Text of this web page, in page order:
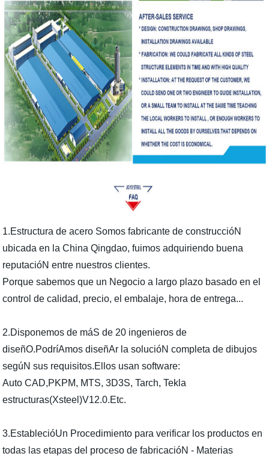
1.Estructura de acero Somos fabricante de construccióN
ubicada en la China Qingdao, fuimos adquiriendo buena
reputacióN entre nuestros clientes.
Porque sabemos que un Negocio a largo plazo basado en el
control de calidad, precio, el embalaje, hora de entrega...
2.Disponemos de máS de 20 ingenieros de
diseñO.PodríAmos diseñAr la solucióN completa de dibujos
segúN sus requisitos.Ellos usan software:
Auto CAD,PKPM, MTS, 3D3S, Tarch, Tekla
estructuras(Xsteel)V12.0.Etc.
3.EstablecióUn Procedimiento para verificar los productos en
todas las etapas del proceso de fabricacióN - Materias